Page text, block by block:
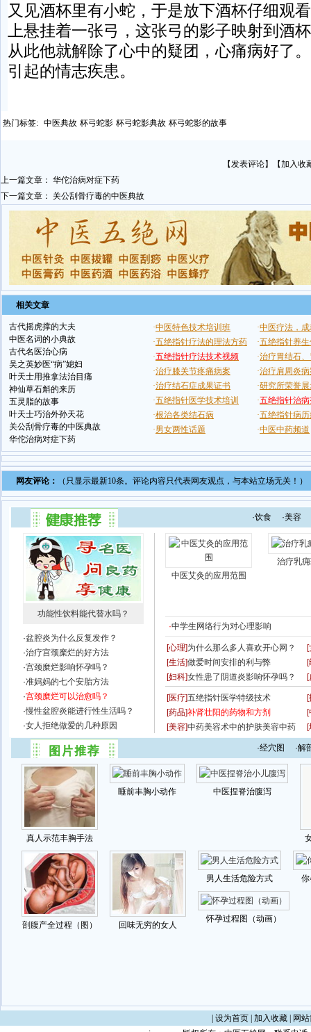
又见酒杯里有小蛇，于是放下酒杯仔细观
上悬挂着一张弓，这张弓的影子映射到酒
从此他就解除了心中的疑团，心痛病好了
引起的情志疾患。
热门标签: 中医典故 杯弓蛇影 杯弓蛇影典故 杯弓蛇影的故事
【发表评论】【加入收
上一篇文章： 华佗治病对症下药
下一篇文章： 关公刮骨疗毒的中医典故
相关文章
古代摇虎撑的大夫
中医名词的小典故
古代名医治心病
吴之英妙医“病”媳妇
叶天士用推拿法治目痛
神仙草石斛的来历
五灵脂的故事
叶天士巧治外孙天花
关公刮骨疗毒的中医典故
华佗治病对症下药
网友评论： （只显示最新10条。评论内容只代表网友观点，与本站立场无关！
设为首页| 加入收藏|
网